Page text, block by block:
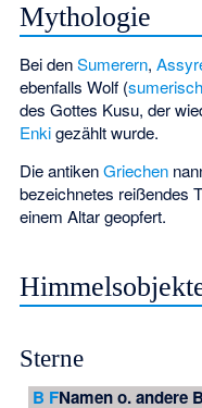
Mythologie
Bei denSumerern,
ebenfalls Wolf (sumerisch
des Gottes Kusu, der
Enkigezählt wurde.
Die antikenGriechen
bezeichnetes reißendes
einem Altar geopfert.
Sterne
B FNamen o. andere